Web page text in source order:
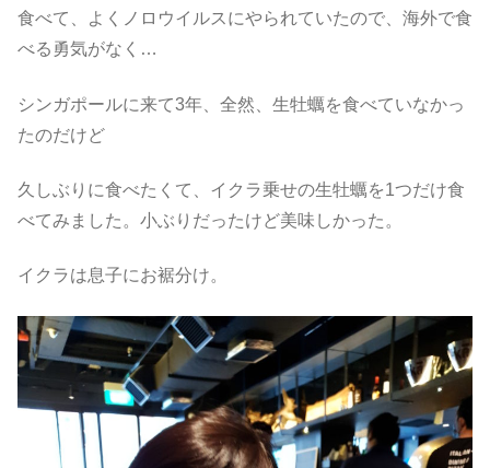
食べて、よくノロウイルスにやられていたので、海外で食
べる勇気がなく…
シンガポールに来て3年、全然、生牡蠣を食べていなかっ
たのだけど
久しぶりに食べたくて、イクラ乗せの生牡蠣を1つだけ食
べてみました。小ぶりだったけど美味しかった。
イクラは息子にお裾分け。